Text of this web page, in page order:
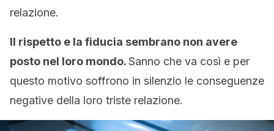
relazione.
Il rispetto e la fiducia sembrano non avere
posto nel loro mondo.Sanno che va così e per
questo motivo soffrono in silenzio le conseguenze
negative della loro triste relazione.